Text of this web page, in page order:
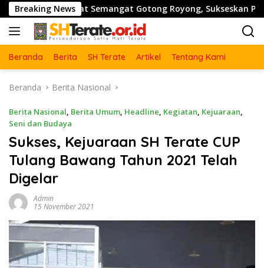
Langsung
ke
konten
Breaking News
Semangat Gotong Royong, Sukseskan Pengecoran
Beranda Berita SH Terate Artikel Tentang Kami
Beranda Berita Nasional
Berita Nasional, Berita Umum, Headline, Kegiatan, Kejuaraan,
Seni dan Budaya
Sukses, Kejuaraan SH Terate CUP
Tulang Bawang Tahun 2021 Telah
Digelar
Admin
15 November 2021